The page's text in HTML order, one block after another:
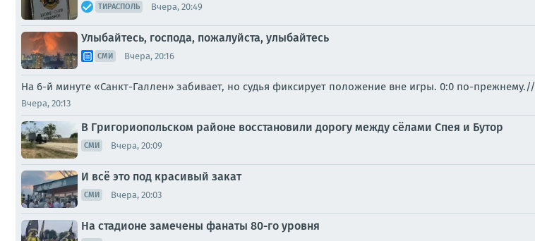
ТИРАСПОЛЬ Вчера, 20:49
Улыбайтесь, господа, пожалуйста, улыбайтесь
СМИ Вчера, 20:16
На 6-й минуте «Санкт-Галлен» забивает, но судья фиксирует положение вне игры. 0:0 по-прежнему.//
Вчера, 20:13
В Григориопольском районе восстановили дорогу между сёлами Спея и Бутор
СМИ Вчера, 20:09
И всё это под красивый закат
СМИ Вчера, 20:03
На стадионе замечены фанаты 80-го уровня